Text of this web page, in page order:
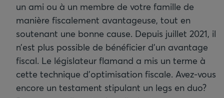
un ami ou à un membre de votre famille de
manière fiscalement avantageuse, tout en
soutenant une bonne cause. Depuis juillet 2021, il
n’est plus possible de bénéficier d'un avantage
fiscal. Le législateur flamand a mis un terme à
cette technique d'optimisation fiscale. Avez-vous
encore un testament stipulant un legs en duo?